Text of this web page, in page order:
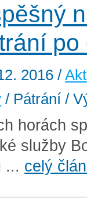
po
2016 /
/ Pátrání /
horách
služby
... celý